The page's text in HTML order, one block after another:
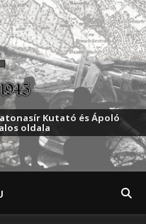
Kutató és Ápoló
oldala